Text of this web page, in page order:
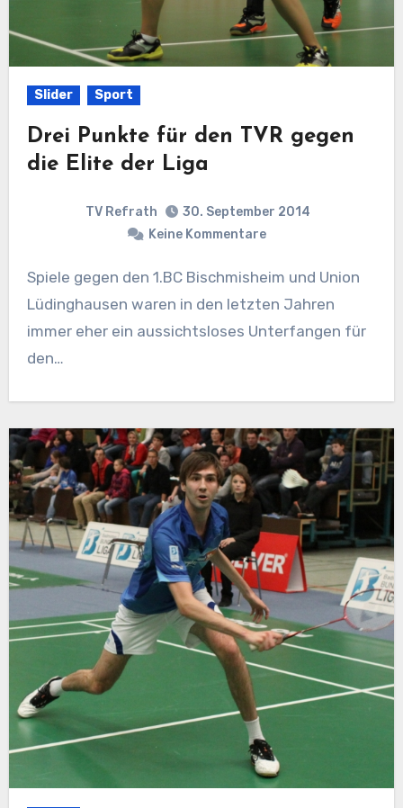
Slider Sport
Drei Punkte für den TVR gegen
die Elite der Liga
TV Refrath
30. September 2014
Keine Kommentare
Spiele gegen den 1.BC Bischmisheim und Union
Lüdinghausen waren in den letzten Jahren
immer eher ein aussichtsloses Unterfangen für
den…